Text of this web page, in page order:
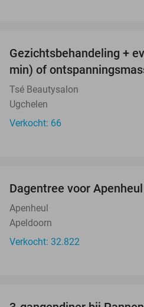
OUT
Gezichtsbehandeling +
min) of
Tsé Beautysalon
Ugchelen
Verkocht: 66
Dagentree voor Apenheul
Apenheul
Apeldoorn
Verkocht: 32.822